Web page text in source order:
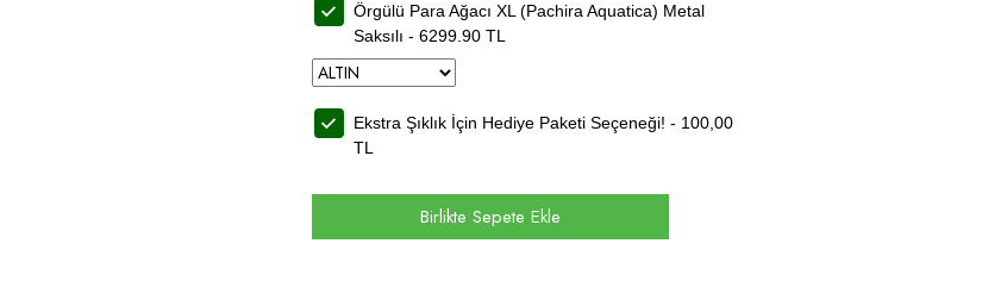
Örgülü Para Ağacı XL (Pachira Aquatica) Metal
Saksılı - 6299.90TL
Ekstra Şıklık İçin Hediye Paketi Seçeneği! - 100,00
TL
Birlikte Sepete Ekle